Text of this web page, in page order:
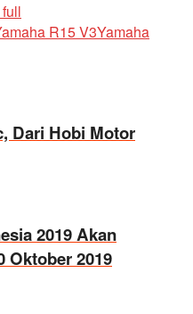
R15 V3Yamaha
Dari Hobi Motor
2019 Akan
Oktober 2019